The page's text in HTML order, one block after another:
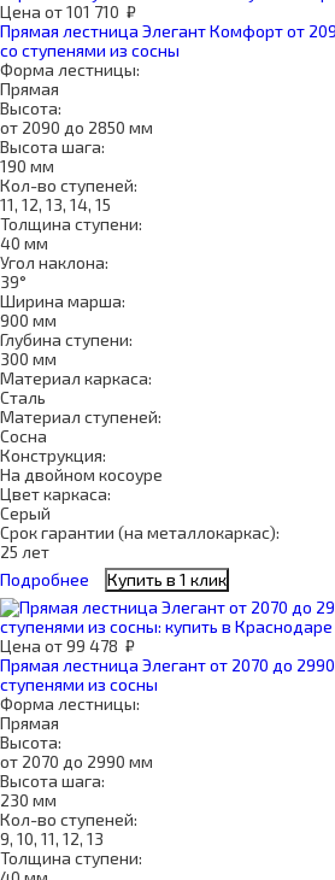
Цена от101 710 ₽
Прямая лестница Элегант Комфорт от
со ступенями из сосны
Форма лестницы:
Прямая
Высота:
от 2090 до 2850 мм
Высота шага:
190 мм
Кол-во ступеней:
11, 12, 13, 14, 15
Толщина ступени:
40 мм
Угол наклона:
39°
Ширина марша:
900 мм
Глубина ступени:
300 мм
Материал каркаса:
Сталь
Материал ступеней:
Сосна
Конструкция:
На двойном косоуре
Цвет каркаса:
Серый
Срок гарантии (на металлокаркас):
25 лет
Подробнее
Купить в 1 клик
Цена от99 478 ₽
Прямая лестница Элегант от 2070 до
ступенями из сосны
Форма лестницы:
Прямая
Высота:
от 2070 до 2990 мм
Высота шага:
230 мм
Кол-во ступеней:
9, 10, 11, 12, 13
Толщина ступени: